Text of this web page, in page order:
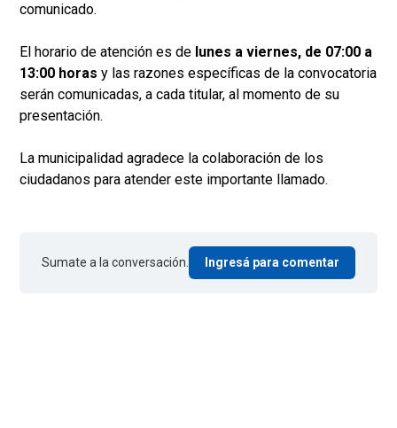
comunicado.
El horario de atención es de lunes a viernes, de 07:00 a
13:00 horas y las razones específicas de la convocatoria
serán comunicadas, a cada titular, al momento de su
presentación.
La municipalidad agradece la colaboración de los
ciudadanos para atender este importante llamado.
Sumate a la conversación. Ingresá para comentar